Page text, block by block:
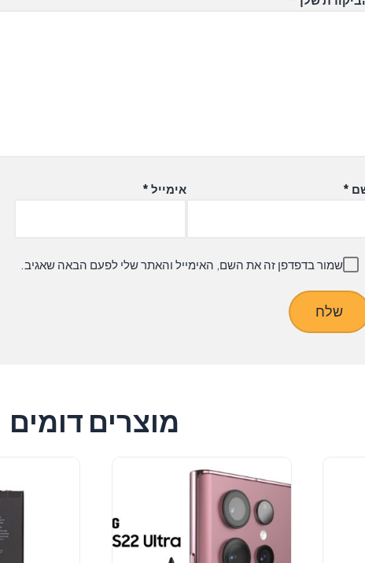
* אימייל *
שמור בדפדפן זה את השם, האימייל והאתר שלי לפעם הבאה שאגיב.
מוצרים דומים